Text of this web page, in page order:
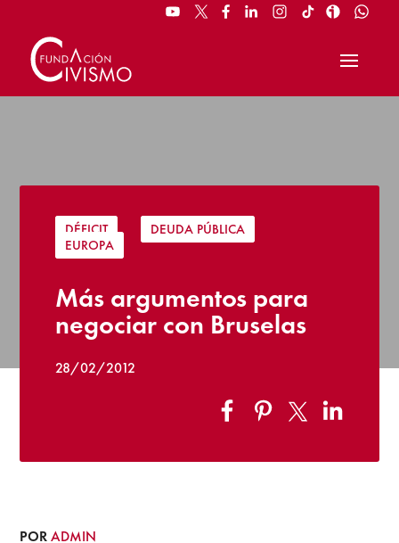
DÉFICIT DEUDA PÚBLICA
EUROPA
Más argumentos para
negociar con Bruselas
28/02/2012
PORADMIN